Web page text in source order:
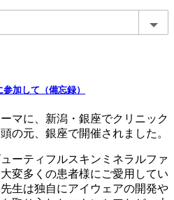
加して（備忘録）
マに、新潟・銀座でクリニック
の元、銀座で開催されました。
ーティフルスキンミネラルファ
変多くの患者様にご愛用してい
生は独自にアイウェアの開発や